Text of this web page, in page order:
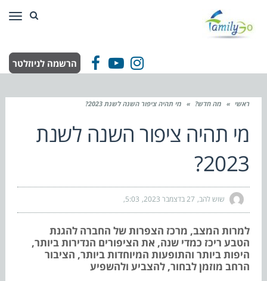
Facebook
YouTube
Instagram הרשמה לניוזלטר
ראשי » מה חדש? » מי תהיה ציפור השנה לשנת 2023?
מי תהיה ציפור השנה לשנת
2023?
שוש להב 27 בדצמבר 2023 5:03
למרות המצב, מרכז הצפרות של החברה להגנת
הטבע ריכז כמדי שנה, את הציפורים הנדירות ביותר,
היפות ביותר והתופעות המיוחדות ביותר, הציבור
הרחב מוזמן לבחור, להצביע ולהשפיע